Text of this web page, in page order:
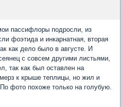
пассифлоры подросли, из
фоэтида и инкарнатная, вторая
как дело было в августе. И
с совсем другими листьями,
так как был оставлен на
к крыше теплицы, но жил и
фото похоже только на голубую.